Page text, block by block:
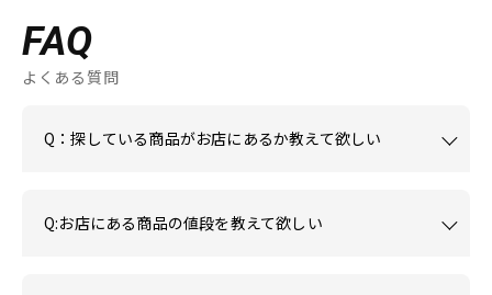
FAQ
よくある質問
Q：探している商品がお店にあるか教えて欲しい
Q:お店にある商品の値段を教えて欲しい